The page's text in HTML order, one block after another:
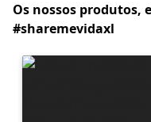
Os nossos produtos,
#sharemevidaxl